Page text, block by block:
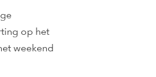
op het
weekend